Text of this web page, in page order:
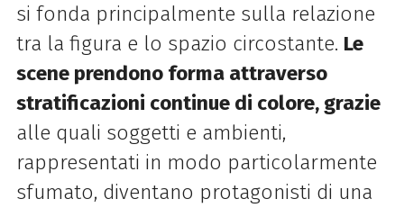
si fonda principalmente sulla relazione
tra la figura e lo spazio circostante. Le
scene prendono forma attraverso
stratificazioni continue di colore, grazie
alle quali soggetti e ambienti,
rappresentati in modo particolarmente
sfumato, diventano protagonisti di una